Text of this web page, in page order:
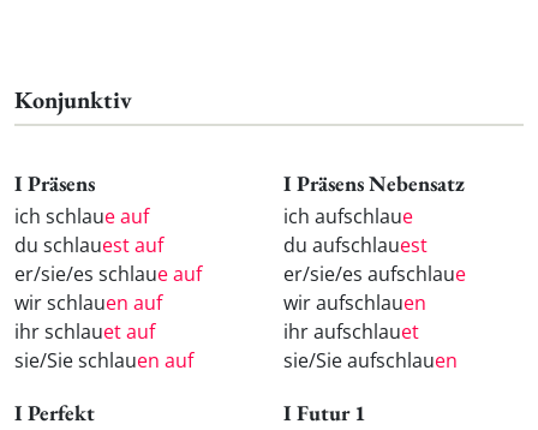
Konjunktiv
I Präsens
ich schlaue auf
du schlauest auf
er/sie/es schlaue auf
wir schlauen auf
ihr schlauet auf
sie/Sie schlauen auf
I Präsens Nebensatz
ich aufschlaue
du aufschlauest
er/sie/es aufschlaue
wir aufschlauen
ihr aufschlauet
sie/Sie aufschlauen
I Perfekt I Futur 1